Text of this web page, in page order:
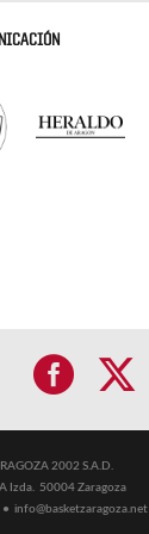
2002 S.A.D.
Izda. 50004 Zaragoza
info@basketzaragoza.net